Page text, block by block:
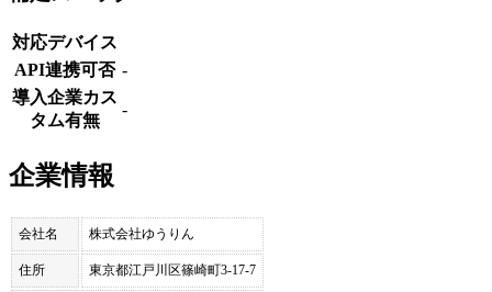
対応デバイス
API連携可否 -
導入企業カス
タム有無
-
企業情報
会社名 株式会社ゆうりん
住所 東京都江戸川区篠崎町3-17-7